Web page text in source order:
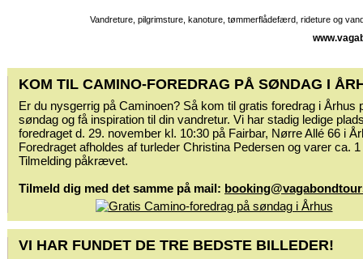
Vandreture, pilgrimsture, kanoture, tømmerflådefærd, rideture og
KOM TIL CAMINO-FOREDRAG PÅ SØNDAG I
Er du nysgerrig på Caminoen? Så kom til gratis foredrag i Århus
søndag og få inspiration til din vandretur. Vi har stadig ledige
foredraget d. 29. november kl. 10:30 på Fairbar, Nørre Allé 66 i
Foredraget afholdes af turleder Christina Pedersen og varer ca.
Tilmelding påkrævet.
Tilmeld dig med det samme på mail:
VI HAR FUNDET DE TRE BEDSTE BILLEDER!